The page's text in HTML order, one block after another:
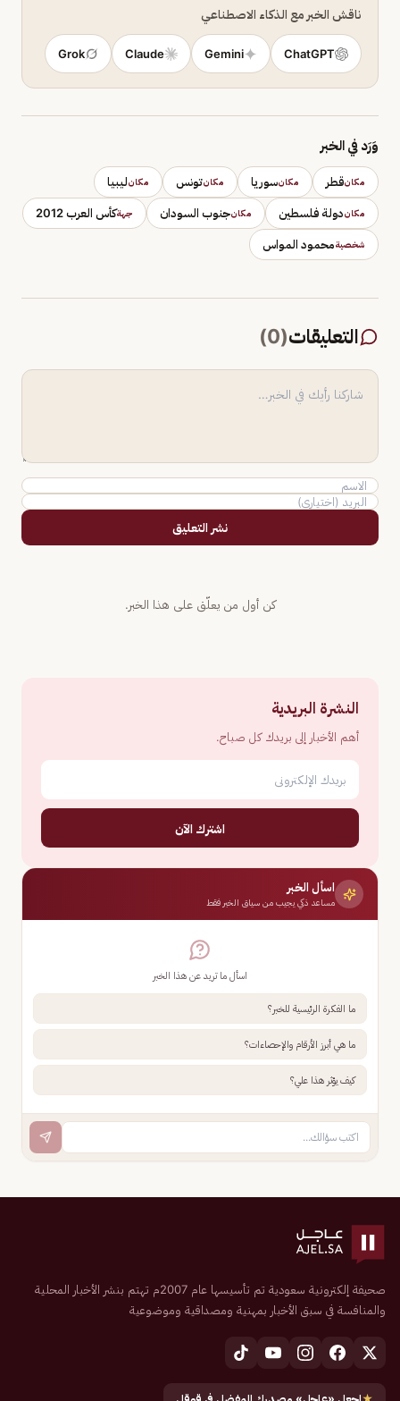
ناقش الخبر مع الذكاء الاصطناعي
ChatGPT
Gemini
Claude
Grok
وَرَد في الخبر
مكانقطر مكانسوريا مكانتونس مكانليبيا
مكاندولة فلسطين مكانجنوب السودان جهةكأس العرب 2012
شخصيةمحمود المواس
التعليقات(
0
)
نشر التعليق
كن أول من يعلّق على هذا الخبر.
النشرة البريدية
أهم الأخبار إلى بريدك كل صباح.
اشترك الآن
اسأل الخبر
مساعد ذكي يجيب من سياق الخبر فقط
اسأل ما تريد عن هذا الخبر
ما الفكرة الرئيسية للخبر؟
ما هي أبرز الأرقام والإحصاءات؟
كيف يؤثر هذا علي؟
صحيفة إلكترونية سعودية تم تأسيسها عام 2007م تهتم بنشر الأخبار المحلية
والمنافسة في سبق الأخبار بمهنية ومصداقية وموضوعية